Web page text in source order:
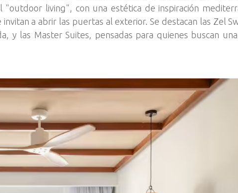
"outdoor living", con una estética de inspiración
a abrir las puertas al exterior. Se destacan las Zel
y las Master Suites, pensadas para quienes buscan